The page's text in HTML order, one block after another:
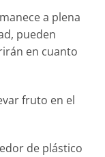
a plena
pueden
en cuanto
fruto en el
de plástico